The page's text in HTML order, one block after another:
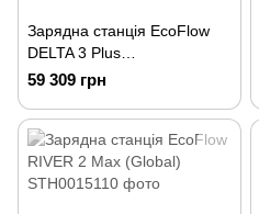
Зарядна станція EcoFlow
DELTA 3 Plus
(EF_DELTA3Plus)
59 309 грн